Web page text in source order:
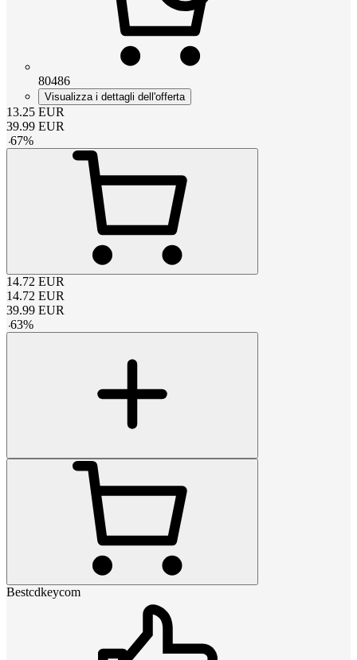
80486
Visualizza i dettagli dell'offerta
13.25 EUR
39.99 EUR
-67%
14.72 EUR
14.72 EUR
39.99 EUR
-63%
Bestcdkeycom